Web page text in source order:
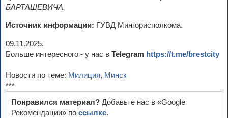
БАРТАШЕВИЧА.
Источник информации: ГУВД Мингорисполкома.
09.11.2025.
Больше интересного - у нас в Telegram https://t.me/brestcity
Новости по теме: Милиция, Минск
***
Понравился материал? Добавьте нас в «Google
Рекомендации» по ссылке.